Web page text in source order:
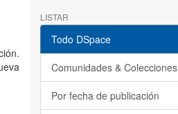
LISTAR
Todo DSpace
Comunidades & Colecciones
Por fecha de publicación